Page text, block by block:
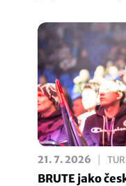
21. 7. 2026
BRUTE jako